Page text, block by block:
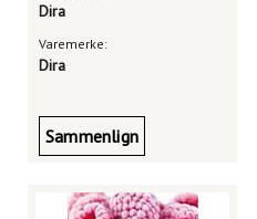
Dira
Varemerke:
Dira
Sammenlign